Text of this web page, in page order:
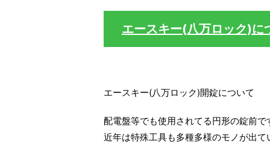
エースキー(八万ロック)に
エースキー(八万ロック)開錠について
配電盤等でも使用されてる円形の錠前
近年は特殊工具も多種多様のモノが出て